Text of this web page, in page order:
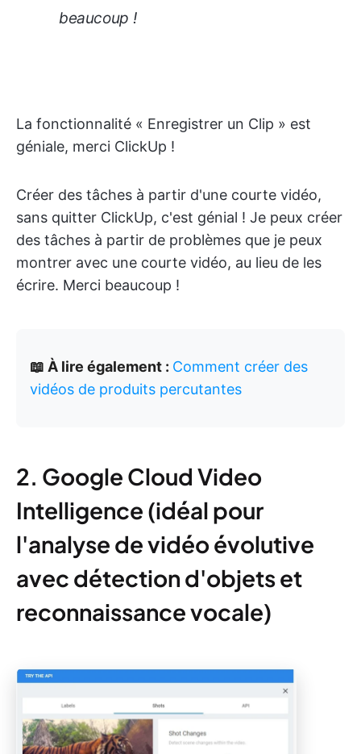
beaucoup !
La fonctionnalité « Enregistrer un Clip » est
géniale, merci ClickUp !
Créer des tâches à partir d'une courte vidéo,
sans quitter ClickUp, c'est génial ! Je peux créer
des tâches à partir de problèmes que je peux
montrer avec une courte vidéo, au lieu de les
écrire. Merci beaucoup !
📖 À lire également : Comment créer des
vidéos de produits percutantes
2. Google Cloud Video
Intelligence (idéal pour
l'analyse de vidéo évolutive
avec détection d'objets et
reconnaissance vocale)